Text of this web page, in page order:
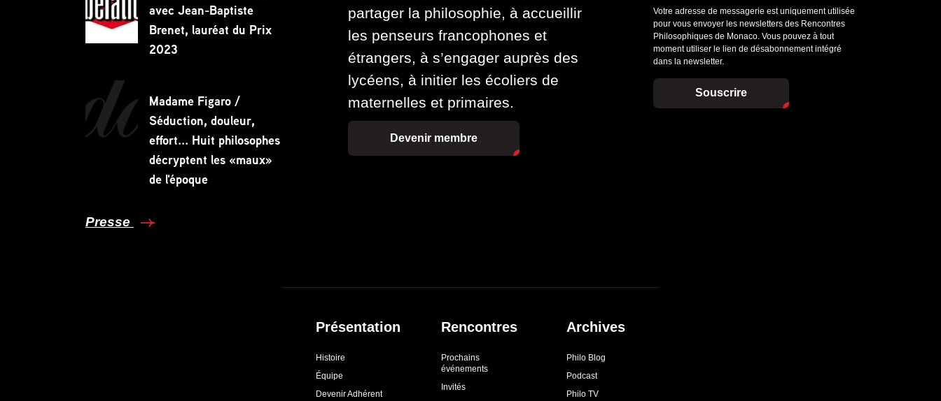
avec Jean-Baptiste
Brenet, lauréat du Prix
2023
Madame Figaro /
Séduction, douleur,
effort... Huit philosophes
décryptent les «maux»
de l'époque
Presse
partager la philosophie, à accueillir
les penseurs francophones et
étrangers, à s’engager auprès des
lycéens, à initier les écoliers de
maternelles et primaires.
Devenir membre
Votre adresse de messagerie est uniquement utilisée
pour vous envoyer les newsletters des Rencontres
Philosophiques de Monaco. Vous pouvez à tout
moment utiliser le lien de désabonnement intégré
dans la newsletter.
Souscrire
Présentation
Histoire
Équipe
Devenir Adhérent
Rencontres
Prochains
événements
Invités
Archives
Philo Blog
Podcast
Philo TV